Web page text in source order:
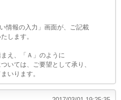
情報の入力」画面が、ご記載
します。
え、「Ａ」のように
いては、ご要望として承り、
いります。